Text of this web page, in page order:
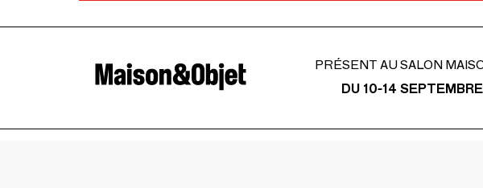
PRÉSENT AU SALON
DU 10-14